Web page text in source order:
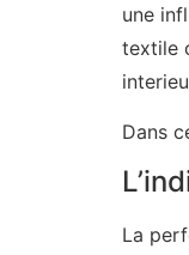
une
textile
Dans
La